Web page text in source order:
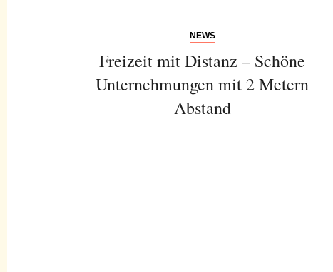
NEWS
Freizeit mit Distanz – Schöne
Unternehmungen mit 2 Metern
Abstand